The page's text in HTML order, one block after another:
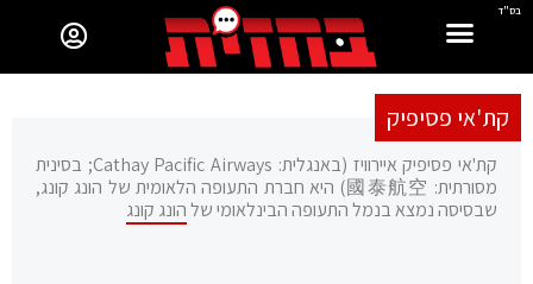
בס"ד
קת'אי פסיפיק
קת'אי פסיפיק איירוויז (באנגלית: Cathay Pacific Airways; בסינית
מסורתית: 國泰航空) היא חברת התעופה הלאומית של הונג קונג,
שבסיסה נמצא בנמל התעופה הבינלאומי שלהונג קונג